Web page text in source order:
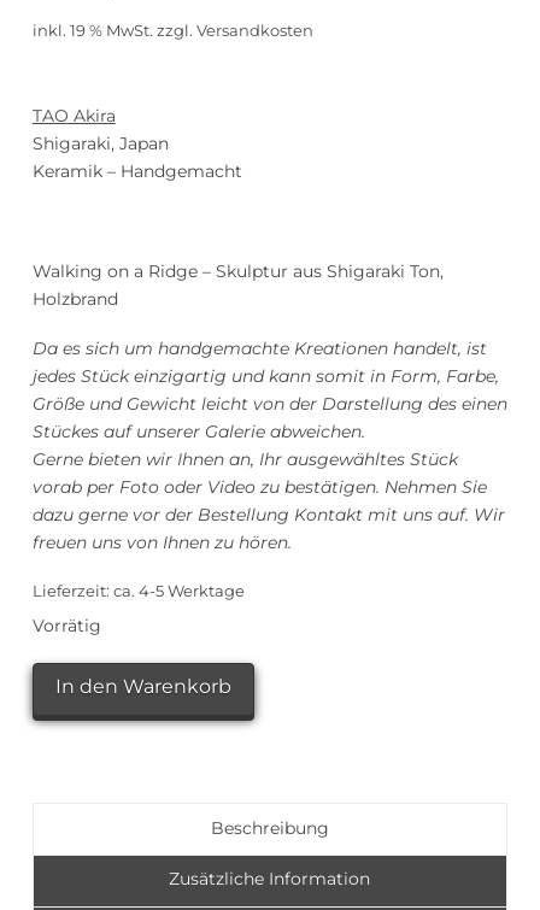
inkl. 19 % MwSt. zzgl. Versandkosten
TAO Akira
Shigaraki, Japan
Keramik – Handgemacht
Walking on a Ridge – Skulptur aus Shigaraki Ton,
Holzbrand
Da es sich um handgemachte Kreationen handelt, ist
jedes Stück einzigartig und kann somit in Form, Farbe,
Größe und Gewicht leicht von der Darstellung des einen
Stückes auf unserer Galerie abweichen.
Gerne bieten wir Ihnen an, Ihr ausgewähltes Stück
vorab per Foto oder Video zu bestätigen. Nehmen Sie
dazu gerne vor der Bestellung Kontakt mit uns auf. Wir
freuen uns von Ihnen zu hören.
Lieferzeit: ca. 4-5 Werktage
Vorrätig
TAO
Walking
In den Warenkorb
Beschreibung
Zusätzliche Information